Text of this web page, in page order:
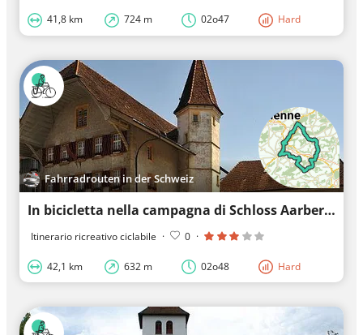
41,8 km 724 m 02o47 Hard
Fahrradrouten in der Schweiz
In bicicletta nella campagna di Schloss Aarberg
Itinerario ricreativo ciclabile · 0 ·
42,1 km 632 m 02o48 Hard